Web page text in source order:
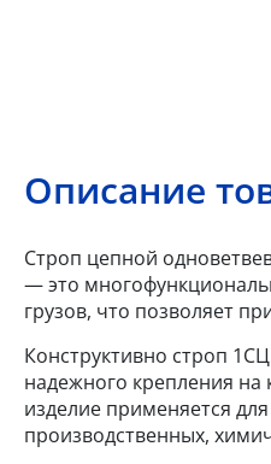
Описание
Строп цепной
— это
грузов, что позволяет
Конструктивно строп
надежного крепления на
изделие применяется
производственных,